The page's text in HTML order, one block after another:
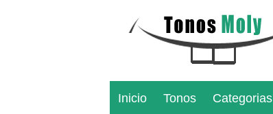
Inicio Tonos Categorias